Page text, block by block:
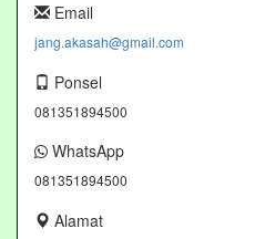
Email
jang.akasah@gmail.com
Ponsel
081351894500
WhatsApp
081351894500
Alamat